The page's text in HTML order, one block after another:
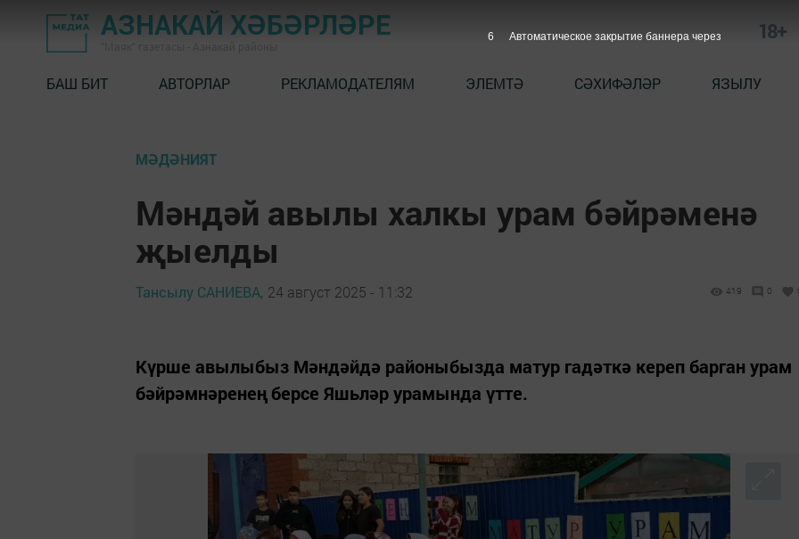
АЗНАКАЙ ХӘБӘРЛӘРЕ 18+
БАШ БИТ АВТОРЛАР РЕКЛАМОДАТЕЛЯМ ЭЛЕМТӘ СӘХИФӘЛӘР ЯЗЫЛУ
МӘДӘНИЯТ
Мәндәй авылы халкы урам бәйрәменә
җыелды
Тансылу САНИЕВА, 24 август 2025 - 11:32 419 0
Күрше авылыбыз Мәндәйдә районыбызда матур гадәткә кереп барган урам
бәйрәмнәренең берсе Яшьләр урамында үтте.
4 Автоматическое закрытие баннера через